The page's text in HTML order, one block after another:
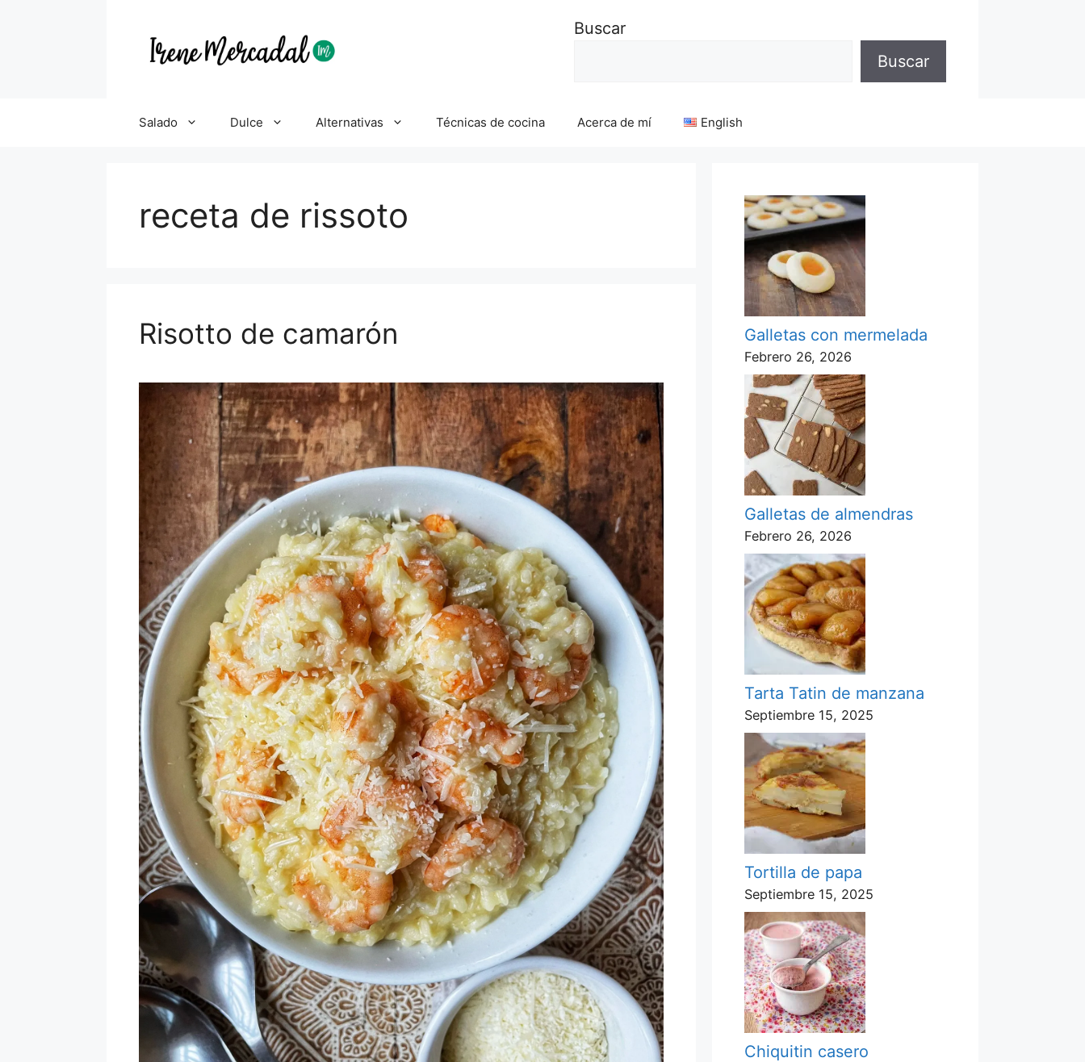
Buscar
Buscar
Salado Dulce Alternativas Técnicas de cocina Acerca de mí English
receta de rissoto
Risotto de camarón Galletas con mermelada
Febrero 26, 2026
Galletas de almendras
Febrero 26, 2026
Tarta Tatin de manzana
Septiembre 15, 2025
Tortilla de papa
Septiembre 15, 2025
Chiquitin casero